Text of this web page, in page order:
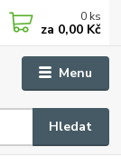
Menu
Hledat
0 ks
za 0,00 Kč